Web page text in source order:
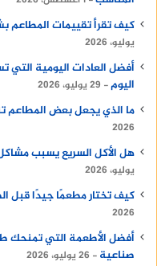
اقرأ أيضا:كم راتب
اقرأ أيضا:body spray
اقرأ أيضا: محلات قطع
قرأ أيضا : mobile
كيف تقرأ تقييمات المطاعم
يوليو، 2026
أفضل العادات اليومية
اليوم
29 يوليو، 2026
ما الذي يجعل بعض المطاعم
2026
هل الأكل السريع يسبب
يوليو، 2026
كيف تختار مطعمًا جيدًا قبل
2026
أفضل الأطعمة التي تمنحك
صناعية
26 يوليو، 2026